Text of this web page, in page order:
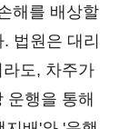
해를 배상할
법원은 대리
도, 차주가
운행을 통해